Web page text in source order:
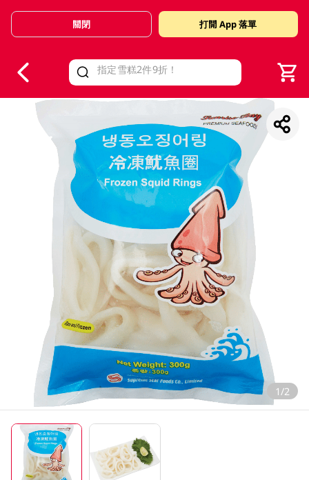
Valid Until 30 June 2026
關閉 打開 App 落單
1/2